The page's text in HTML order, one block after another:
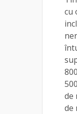
cu
de
de